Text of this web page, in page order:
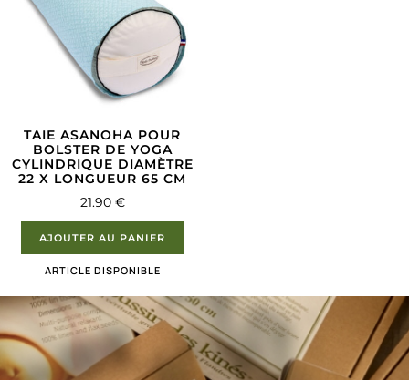
TAIE ASANOHA POUR
BOLSTER DE YOGA
CYLINDRIQUE DIAMÈTRE
22 X LONGUEUR 65 CM
21.90 €
AJOUTER AU PANIER
ARTICLE DISPONIBLE